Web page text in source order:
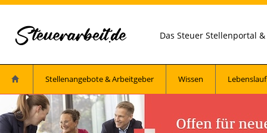
Das Steuer Stellenportal
Stellenangebote & Arbeitgeber Wissen Lebenslauf